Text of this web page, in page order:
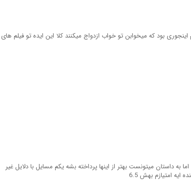
بود که میخوابن تو خواب ازدواج میکنند کلا این ایده تو فیلم های
داستان میتونست بهتر از اینها پرداخته بشه یکم مسایل با دلایل غیر
امتیازم بهش 6.5